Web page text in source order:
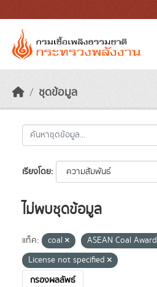
ชุดข้อมูล
เรียงโดย
ไม่พบชุดข้อมูล
แท็ค: coal ASEAN Coal Award
License not specified
กรองผลลัพธ์